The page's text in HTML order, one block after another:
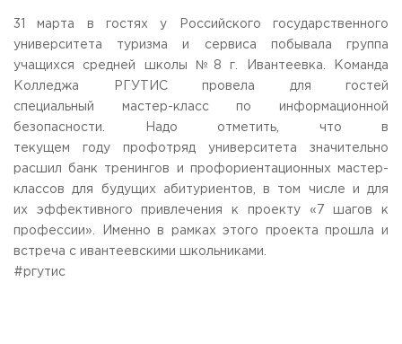
Work with disabled and handicapped people
Contacts
системе ВО
Federal educational and methodical association in the
system of secondary vocational education
Information about educational
ORDER A CALLBACK
Moscow region, 141221
TELEPHONES:
+7 (495) 940 83 00
E-MAIL
obrashenia@rguts.ru
31 марта в гостях у Российского государственного
университета туризма и сервиса побывала группа
учащихся средней школы №8 г. Ивантеевка. Команда
Колледжа РГУТИС провела для гостей
специальный мастер-класс по информационной
безопасности. Надо отметить, что в
текущем году профотряд университета значительно
расшил банк тренингов и профориентационных мастер-
классов для будущих абитуриентов, в том числе и для
их эффективного привлечения к проекту «7 шагов к
профессии». Именно в рамках этого проекта прошла и
встреча с ивантеевскими школьниками.
#ргутис